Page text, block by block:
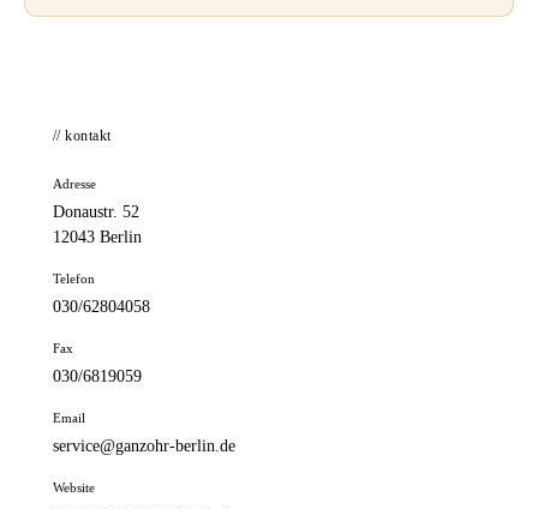
// kontakt
Adresse
Donaustr. 52
12043 Berlin
Telefon
030/62804058
Fax
030/6819059
Email
service@ganzohr-berlin.de
Website